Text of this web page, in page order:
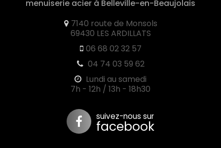
menuiserie acier à Belleville-en-Beaujolais
7140 route de Monsols
69430 LES ARDILLATS
06 68 02 32 57
04 74 03 59 62
Lundi au samedi
7h - 12h / 13h - 18h30
suivez-nous sur
facebook